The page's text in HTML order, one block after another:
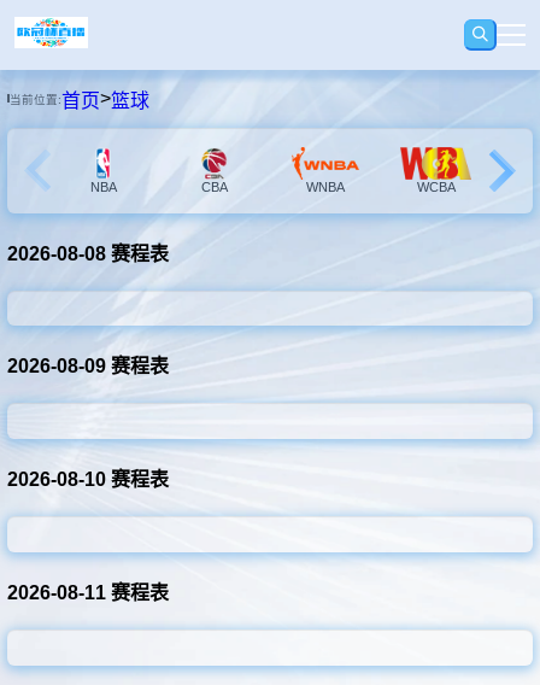
当前位置:首页>篮球
NBA CBA WNBA WCBA
2026-08-08 赛程表
2026-08-09 赛程表
2026-08-10 赛程表
2026-08-11 赛程表